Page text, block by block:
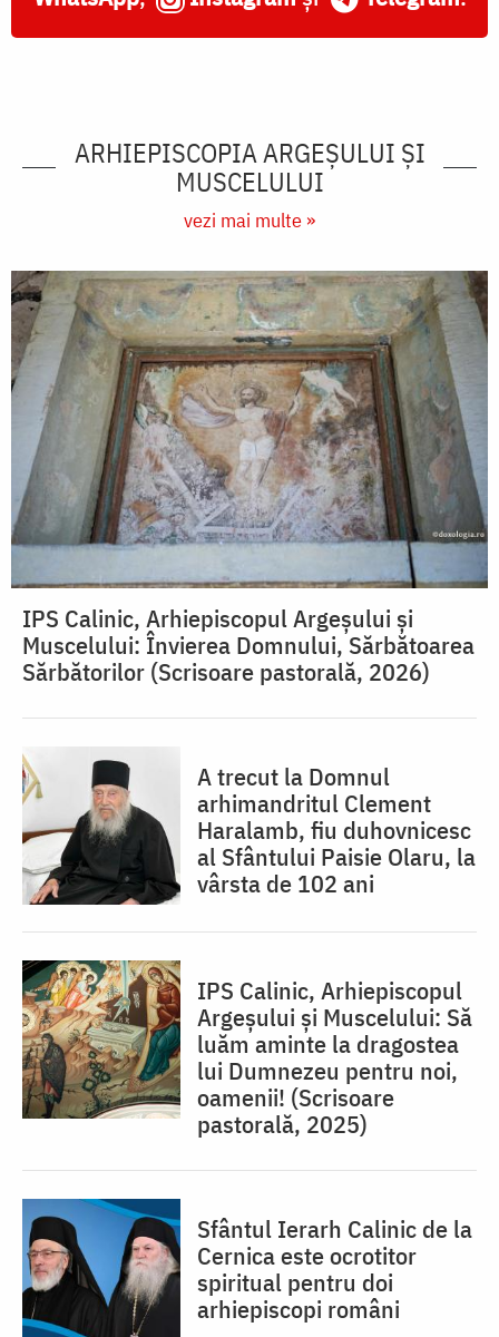
ARHIEPISCOPIA ARGEŞULUI ŞI
MUSCELULUI
vezi mai multe »
IPS Calinic, Arhiepiscopul Argeșului și
Muscelului: Învierea Domnului, Sărbătoarea
Sărbătorilor (Scrisoare pastorală, 2026)
A trecut la Domnul
arhimandritul Clement
Haralamb, fiu duhovnicesc
al Sfântului Paisie Olaru, la
vârsta de 102 ani
IPS Calinic, Arhiepiscopul
Argeșului și Muscelului: Să
luăm aminte la dragostea
lui Dumnezeu pentru noi,
oamenii! (Scrisoare
pastorală, 2025)
Sfântul Ierarh Calinic de la
Cernica este ocrotitor
spiritual pentru doi
arhiepiscopi români